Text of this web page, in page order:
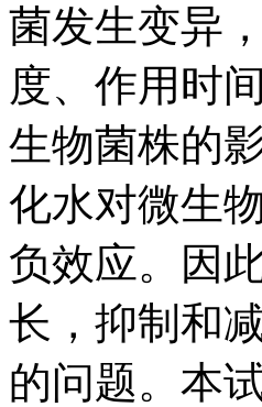
菌发生变异
度、作用时
生物菌株的
化水对微生
负效应。因
长，抑制和
的问题。本